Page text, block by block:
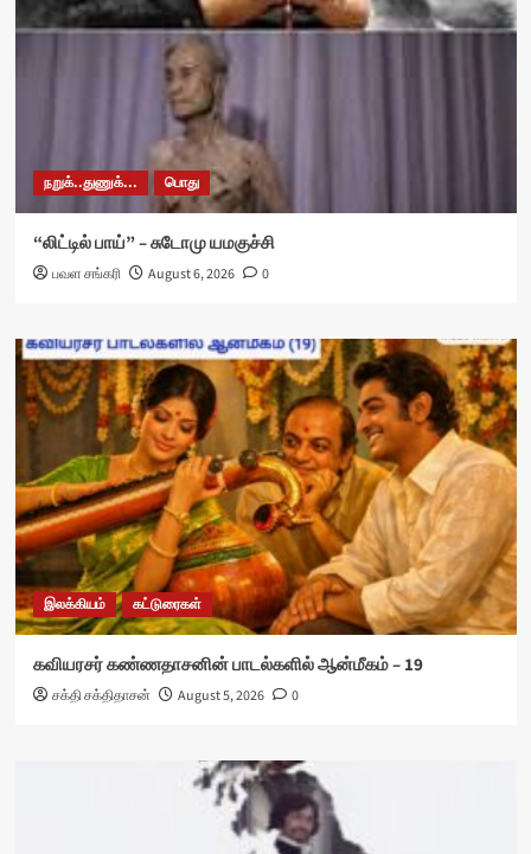
நறுக்..துணுக்... பொது
“லிட்டில் பாய்” – சுடோமு யமகுச்சி
பவள சங்கரி August 6, 2026 0
இலக்கியம் கட்டுரைகள்
கவியரசர் கண்ணதாசனின் பாடல்களில் ஆன்மீகம் – 19
சக்தி சக்திதாசன் August 5, 2026 0